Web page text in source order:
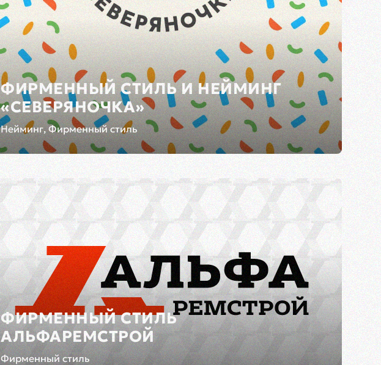
ФИРМЕННЫЙ СТИЛЬ И НЕЙМИНГ
«СЕВЕРЯНОЧКА»
Нейминг, Фирменный стиль
ФИРМЕННЫЙ СТИЛЬ
АЛЬФАРЕМСТРОЙ
Фирменный стиль